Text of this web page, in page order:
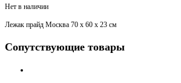
Нет в наличии
Лежак прайд Москва 70 х 60 х 23 см
Сопутствующие товары